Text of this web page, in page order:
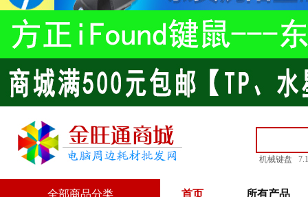
机械键盘
首页 所有产品
全部商品分类